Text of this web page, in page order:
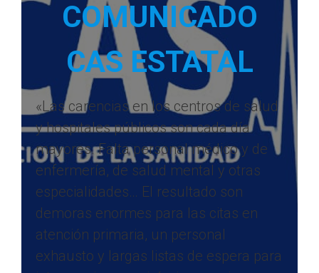
COMUNICADO
CAS ESTATAL
«Las carencias en los centros de salud
y hospitales públicos son cada día
mayores. Falta personal médico y de
enfermería, de salud mental y otras
especialidades… El resultado son
demoras enormes para las citas en
atención primaria, un personal
exhausto y largas listas de espera para